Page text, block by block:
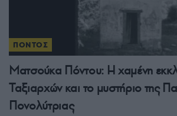
ΠΟΝΤΟΣ
Ματσούκα Πόντου: Η χαμένη
Ταξιαρχών και το μυστήριο της
Πονολύτριας